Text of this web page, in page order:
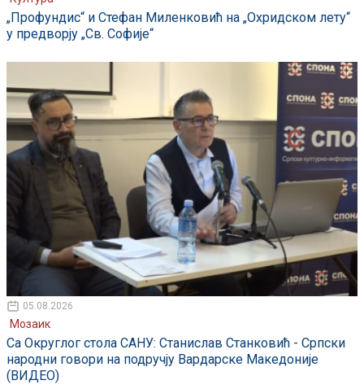
„Профундис“ и Стефан Миленковић на „Охридском лету“
у предворју „Св. Софије“
05.08.2026
Мозаик
Са Округлог стола САНУ: Станислав Станковић - Српски
народни говори на подручју Вардарске Македоније
(ВИДЕО)